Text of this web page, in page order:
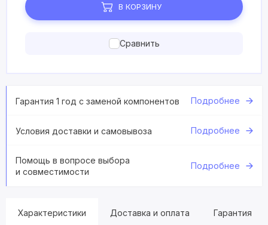
В КОРЗИНУ
Сравнить
Гарантия 1 год с заменой компонентов Подробнее
Условия доставки и самовывоза Подробнее
Помощь в вопросе выбора
и совместимости
Подробнее
Характеристики Доставка и оплата Гарантия